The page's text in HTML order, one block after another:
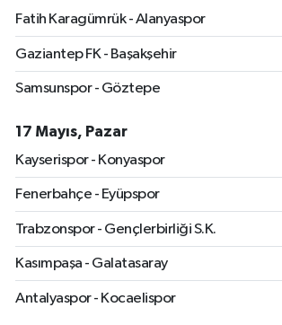
Fatih Karagümrük - Alanyaspor
Gaziantep FK - Başakşehir
Samsunspor - Göztepe
17 Mayıs, Pazar
Kayserispor - Konyaspor
Fenerbahçe - Eyüpspor
Trabzonspor - Gençlerbirliği S.K.
Kasımpaşa - Galatasaray
Antalyaspor - Kocaelispor